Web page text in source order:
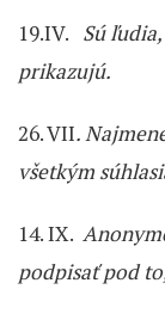
19.IV. Sú
prikazujú.
26. VII.
všetkým
14. IX.
podpisať pod